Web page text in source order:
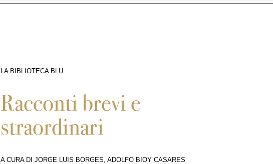
LA BIBLIOTECA BLU
Racconti brevi e
straordinari
A CURA DI JORGE LUIS BORGES, ADOLFO BIOY CASARES